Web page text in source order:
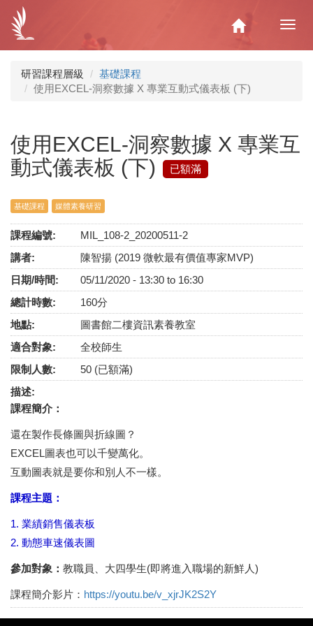
內
Home
研習課程層級
基礎課程
使用EXCEL-洞察數據 X 專業互動式儀表板 (下)
使用EXCEL-洞察數據 X 專業互
動式儀表板 (下)
已額滿
基礎課程 媒體素養研習
課程編號:
MIL_108-2_20200511-2
講者:
陳智揚 (2019 微軟最有價值專家MVP)
日期/時間:
05/11/2020 - 13:30 to 16:30
總計時數:
160分
地點:
圖書館二樓資訊素養教室
適合對象:
全校師生
限制人數:
50 (已額滿)
描述:
課程簡介：
還在製作長條圖與折線圖？
EXCEL圖表也可以千變萬化。
互動圖表就是要你和別人不一樣。
課程主題：
1. 業績銷售儀表板
2. 動態車速儀表圖
參加對象： 教職員、大四學生(即將進入職場的新鮮人)
課程簡介影片： https://youtu.be/v_xjrJK2S2Y